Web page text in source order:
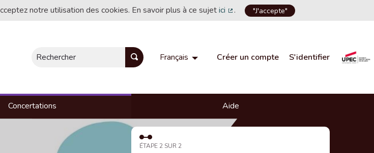
notre utilisation des cookies. En savoir plus à ce sujetici
(Lien externe)
. "J'accepte"
Rechercher Français Choisir la langueChoose language
Créer un compte S'identifier
Concertations Aide
ÉTAPE 2 SUR 2